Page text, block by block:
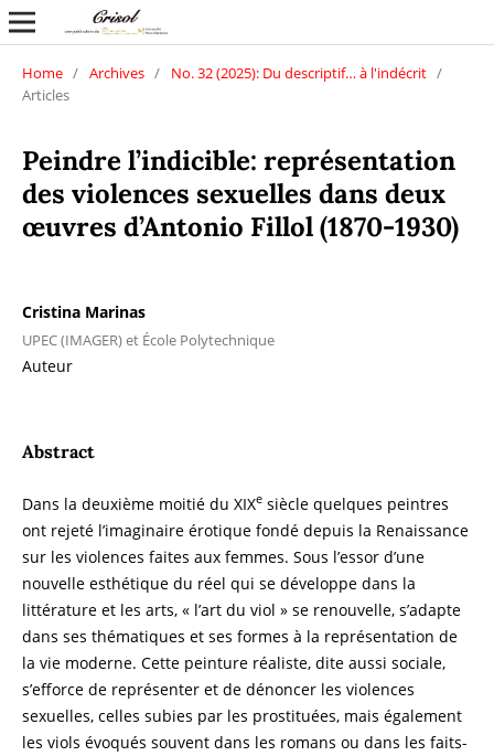
Home / Archives / No. 32 (2025): Du descriptif… à l'indécrit /
Articles
Peindre l’indicible: représentation
des violences sexuelles dans deux
œuvres d’Antonio Fillol (1870-1930)
Cristina Marinas
UPEC (IMAGER) et École Polytechnique
Auteur
Abstract
Dans la deuxième moitié du XIXesiècle quelques peintres
ont rejeté l’imaginaire érotique fondé depuis la Renaissance
sur les violences faites aux femmes. Sous l’essor d’une
nouvelle esthétique du réel qui se développe dans la
littérature et les arts, « l’art du viol » se renouvelle, s’adapte
dans ses thématiques et ses formes à la représentation de
la vie moderne. Cette peinture réaliste, dite aussi sociale,
s’efforce de représenter et de dénoncer les violences
sexuelles, celles subies par les prostituées, mais également
les viols évoqués souvent dans les romans ou dans les faits-